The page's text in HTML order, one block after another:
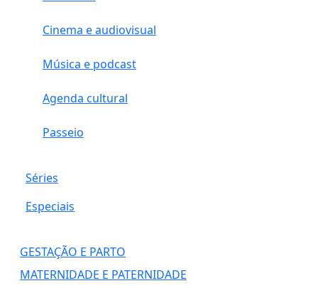
Cinema e audiovisual
Música e podcast
Agenda cultural
Passeio
Séries
Especiais
GESTAÇÃO E PARTO
MATERNIDADE E PATERNIDADE